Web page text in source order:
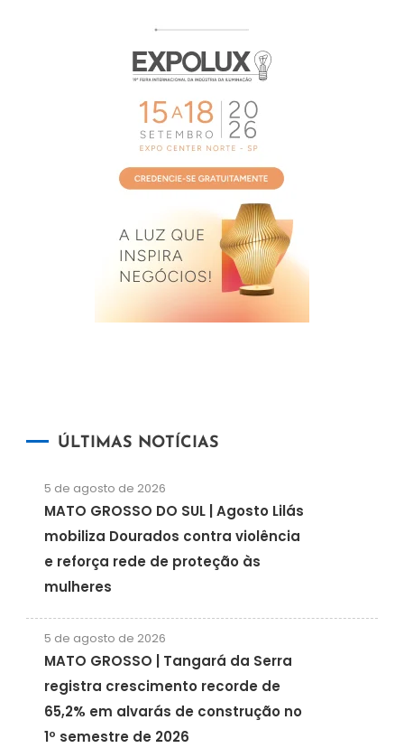
ÚLTIMAS NOTÍCIAS
5 de agosto de 2026
MATO GROSSO DO SUL | Agosto Lilás
mobiliza Dourados contra violência
e reforça rede de proteção às
mulheres
5 de agosto de 2026
MATO GROSSO | Tangará da Serra
registra crescimento recorde de
65,2% em alvarás de construção no
1º semestre de 2026